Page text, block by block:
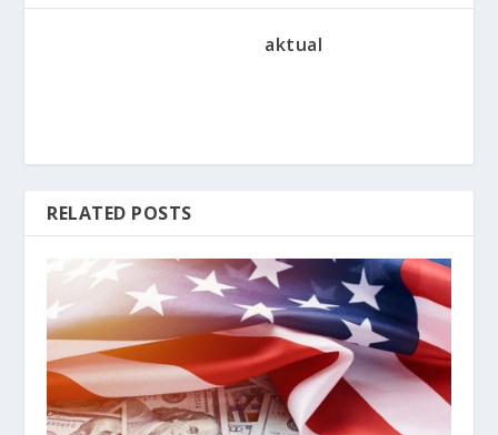
aktual
RELATED POSTS